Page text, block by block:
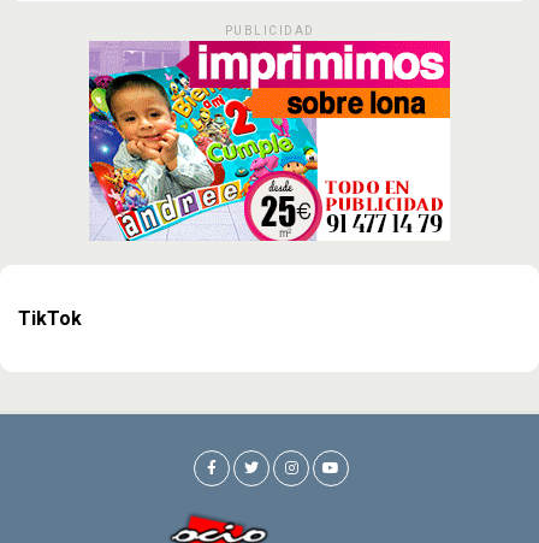
PUBLICIDAD
TikTok